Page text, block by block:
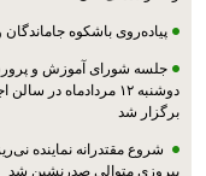
پیاده‌روی باشکوه
جلسه شورای آموزش و
دوشنبه ۱۲ مردادماه
برگزار شد
شروع مقتدرانه نماینده
پیروزی متوالی صدرنشین شد